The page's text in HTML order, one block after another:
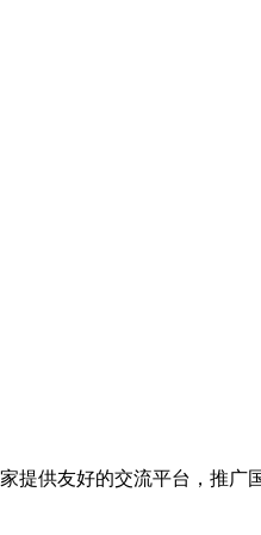
提供友好的交流平台，推广